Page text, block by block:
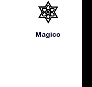
Magico